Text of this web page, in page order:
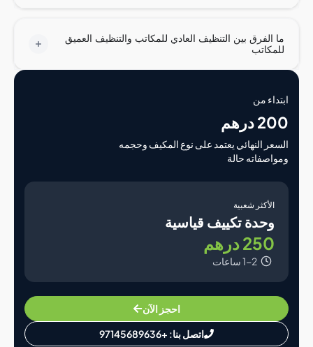
بين التنظيف العادي للمكاتب والتنظيف العميق
النهائي يعتمد على نوع المكيف وحجمه
حالة
الأكثر شعبية
وحدة تكييف قياسية
اتصل بنا: +97145689636